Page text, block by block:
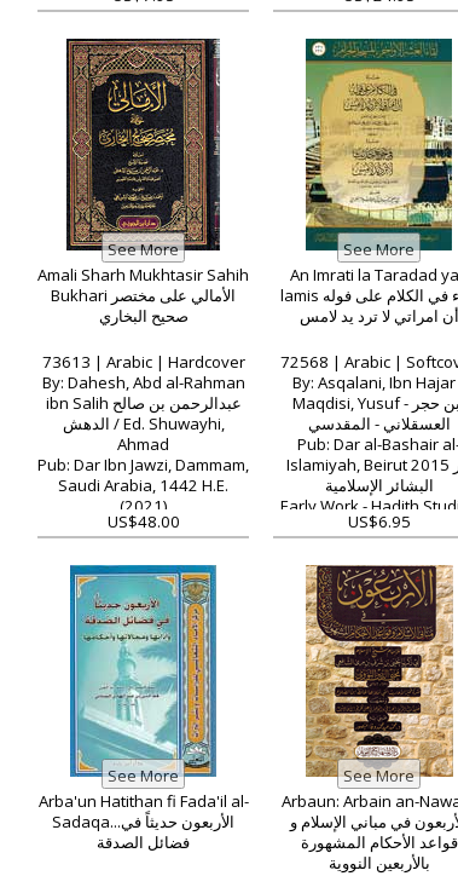
Amali Sharh Mukhtasir Sahih
Bukhari الأمالي على مختصر
صحيح البخاري
73613 | Arabic | Hardcover
By: Dahesh, Abd al-Rahman
ibn Salih عبدالرحمن بن صالح
الدهش / Ed. Shuwayhi,
Ahmad
Pub: Dar Ibn Jawzi, Dammam,
Saudi Arabia, 1442 H.E.
(2021)
Hadith - Bukhari
US$48.00
An Imrati la Taradad
lamis جزء في الكلام على فوله
أن امراتي لا ترد يد لامس
72568 | Arabic |
By: Asqalani, Ibn
Maqdisi, Yusuf - ابن حجر
العسقلاني - المقدسي
Pub: Dar al-Bashair
Islamiyah, Beirut 2015 دار
البشائر الإسلامية
Early Work - Hadith
and Explanation
US$6.95
Arba'un Hatithan fi Fada'il al-
Sadaqa...الأربعون حديثاً في
فضائل الصدقة
Arbaun: Arbain an-
في مباني الإسلام و
قواعد الأحكام المشهورة
بالأربعين النووية